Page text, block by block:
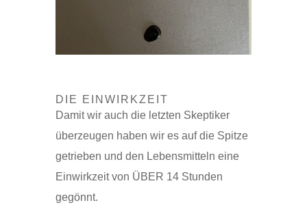
DIE EINWIRKZEIT
Damit wir auch die letzten Skeptiker
überzeugen haben wir es auf die Spitze
getrieben und den Lebensmitteln eine
Einwirkzeit von ÜBER 14 Stunden
gegönnt.